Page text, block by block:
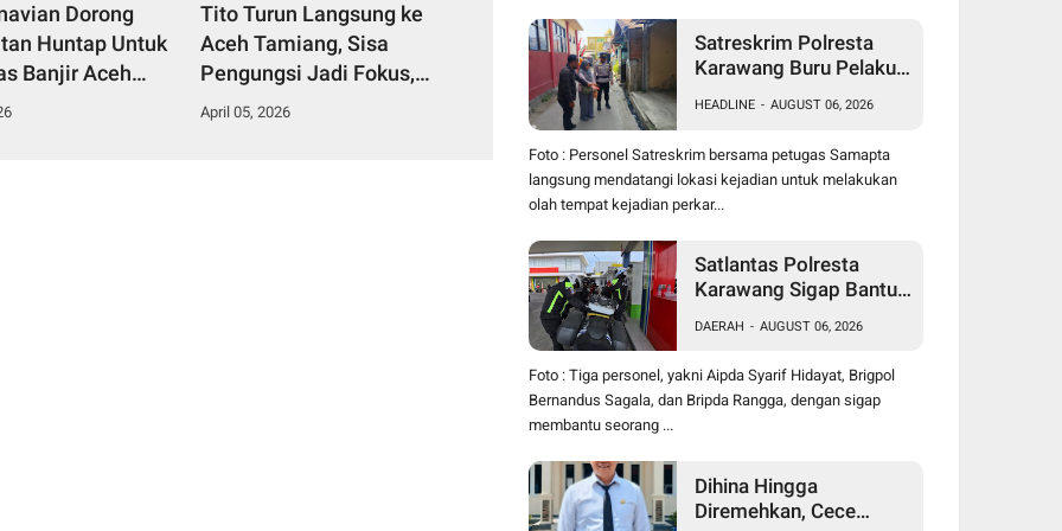
Dorong
Huntap Untuk
Banjir Aceh
Tito Turun Langsung ke
Aceh Tamiang, Sisa
Pengungsi Jadi Fokus,
Huntara Dikebut
April 05, 2026
Satreskrim Polresta
Karawang Buru Pelaku
Palumbonsari I, Korban
Rugi Rp19 Juta
HEADLINE - AUGUST 06, 2026
Foto : Personel Satreskrim bersama petugas Samapta
langsung mendatangi lokasi kejadian untuk melakukan
olah tempat kejadian perkar...
Satlantas Polresta
Karawang Sigap Bantu
Mogok, Polisi Humanis
Tuai Apresiasi
DAERAH - AUGUST 06, 2026
Foto : Tiga personel, yakni Aipda Syarif Hidayat, Brigpol
Bernandus Sagala, dan Bripda Rangga, dengan sigap
membantu seorang ...
Dihina Hingga
Diremehkan, Cece